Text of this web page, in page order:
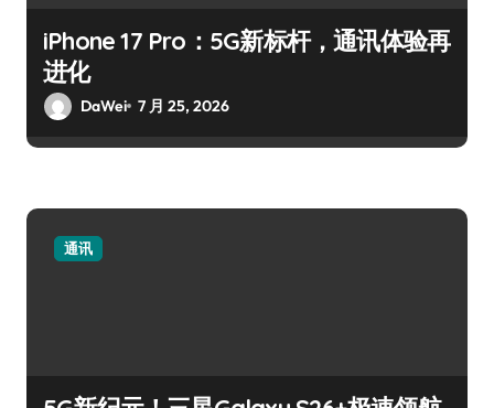
iPhone 17 Pro：5G新标杆，通讯体验再
进化
DaWei 7 月 25, 2026
通讯